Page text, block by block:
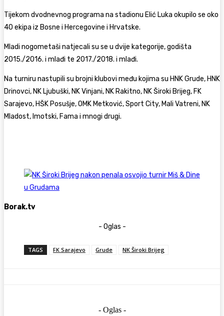
Tijekom dvodnevnog programa na stadionu Elić Luka okupilo se oko
40 ekipa iz Bosne i Hercegovine i Hrvatske.
Mladi nogometaši natjecali su se u dvije kategorije, godišta
2015./2016. i mlađi te 2017./2018. i mlađi.
Na turniru nastupili su brojni klubovi među kojima su HNK Grude, HNK
Drinovci, NK Ljubuški, NK Vinjani, NK Rakitno, NK Široki Brijeg, FK
Sarajevo, HŠK Posušje, OMK Metković, Sport City, Mali Vatreni, NK
Mladost, Imotski, Fama i mnogi drugi.
Borak.tv
- Oglas -
TAGS FK Sarajevo Grude NK Široki Brijeg
- Oglas -